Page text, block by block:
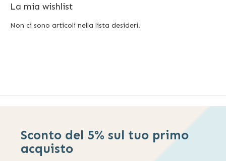
La mia wishlist
Non ci sono articoli nella lista desideri.
Sconto del 5% sul tuo primo
acquisto